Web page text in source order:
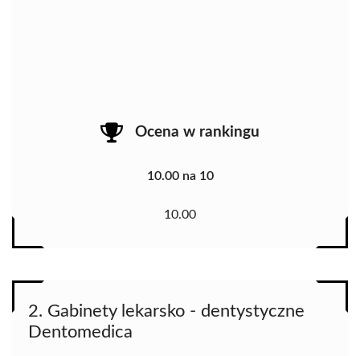
Ocena w rankingu
10.00 na 10
10.00
2. Gabinety lekarsko - dentystyczne
Dentomedica